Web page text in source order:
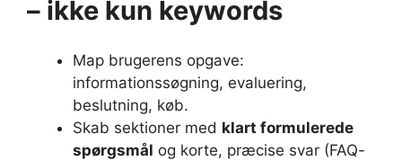
– ikke kun keywords
Map brugerens opgave:
informationssøgning, evaluering,
beslutning, køb.
Skab sektioner med klart formulerede
spørgsmål og korte, præcise svar (FAQ-